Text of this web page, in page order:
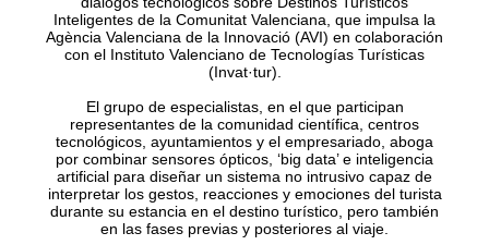
Inteligentes de la Comunitat Valenciana, que impulsa la
Agència Valenciana de la Innovació (AVI) en colaboración
con el Instituto Valenciano de Tecnologías Turísticas
(Invat·tur).
El grupo de especialistas, en el que participan
representantes de la comunidad científica, centros
tecnológicos, ayuntamientos y el empresariado, aboga
por combinar sensores ópticos, ‘big data’ e inteligencia
artificial para diseñar un sistema no intrusivo capaz de
interpretar los gestos, reacciones y emociones del turista
durante su estancia en el destino turístico, pero también
en las fases previas y posteriores al viaje.